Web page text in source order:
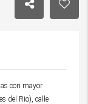
con mayor
del Rio), calle